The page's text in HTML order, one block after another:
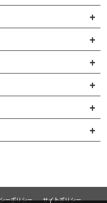
ーポリシー サイトポリシー